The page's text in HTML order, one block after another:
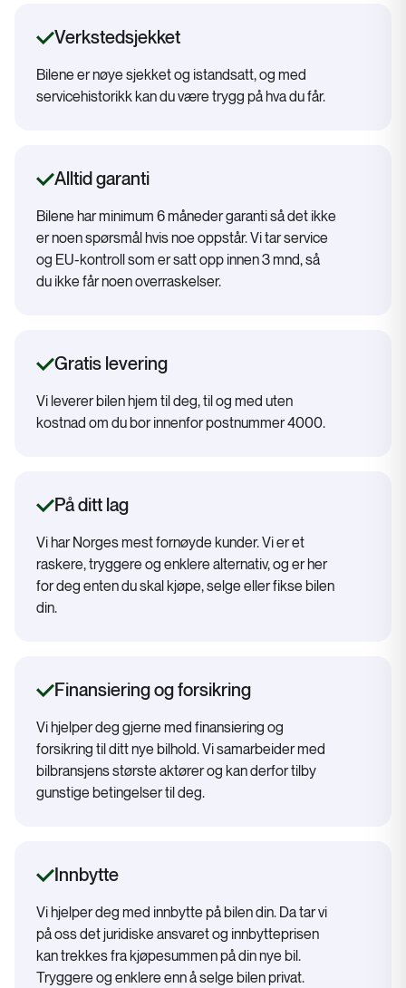
Verkstedsjekket
Bilene er nøye sjekket og istandsatt, og med
servicehistorikk kan du være trygg på hva du får.
Alltid garanti
Bilene har minimum 6 måneder garanti så det ikke
er noen spørsmål hvis noe oppstår. Vi tar service
og EU-kontroll som er satt opp innen 3 mnd, så
du ikke får noen overraskelser.
Gratis levering
Vi leverer bilen hjem til deg, til og med uten
kostnad om du bor innenfor postnummer 4000.
På ditt lag
Vi har Norges mest fornøyde kunder. Vi er et
raskere, tryggere og enklere alternativ, og er her
for deg enten du skal kjøpe, selge eller fikse bilen
din.
Finansiering og forsikring
Vi hjelper deg gjerne med finansiering og
forsikring til ditt nye bilhold. Vi samarbeider med
bilbransjens største aktører og kan derfor tilby
gunstige betingelser til deg.
Innbytte
Vi hjelper deg med innbytte på bilen din. Da tar vi
på oss det juridiske ansvaret og innbytteprisen
kan trekkes fra kjøpesummen på din nye bil.
Tryggere og enklere enn å selge bilen privat.